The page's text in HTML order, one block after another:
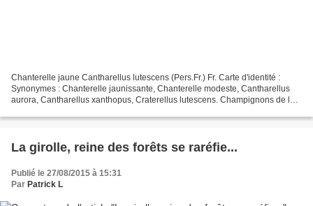
Chanterelle jaune Cantharellus lutescens (Pers.Fr.) Fr. Carte d'identité :
Synonymes : Chanterelle jaunissante, Chanterelle modeste, Cantharellus
aurora, Cantharellus xanthopus, Craterellus lutescens. Champignons de la
La girolle, reine des forêts se raréfie...
Publié le 27/08/2015 à 15:31
Par Patrick L